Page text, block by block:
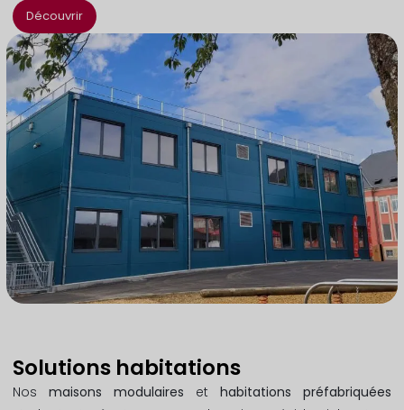
Découvrir
Solutions habitations
Nos maisons modulaires et habitations préfabriquées